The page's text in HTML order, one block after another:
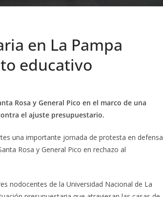
en La Pampa
educativo
Rosa y General Pico en el marco de una
el ajuste presupuestario.
una importante jornada de protesta en defensa
Rosa y General Pico en rechazo al
nodocentes de la Universidad Nacional de La